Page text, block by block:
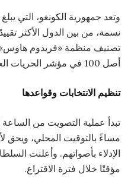
وتعد جمهورية الكونغو، التي
نسمة، من بين الدول الأكثر
أصل 100 في مؤشر الحريات العالمية.
تنظيم الانتخابات وقواعدها
تبدأ عملية التصويت من
الإدلاء بأصواتهم. وأعلنت
مؤقتًا خلال فترة الاقتراع.